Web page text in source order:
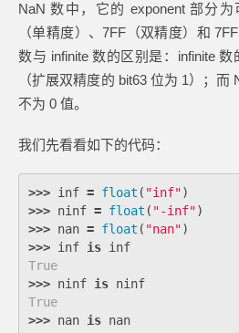
NaN 数中，它的 exponent 部分
（单精度）、7FF（双精度）和
数与 infinite 数的区别是：infinite
（扩展双精度的 bit63 位为 1）；而
不为 0 值。
我们先看看如下的代码：
>>> inf = float ( "inf")
>>> ninf = float ( "-inf")
>>> nan = float ( "nan")
>>> inf is inf
True
>>> ninf is ninf
True
>>> nan is nan